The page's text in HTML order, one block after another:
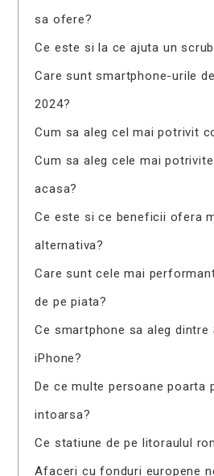
sa ofere?
Ce este si la ce ajuta un
Care sunt smartphone-urile
2024?
Cum sa aleg cel mai potrivit
Cum sa aleg cele mai
acasa?
Ce este si ce beneficii ofera
alternativa?
Care sunt cele mai
de pe piata?
Ce smartphone sa aleg dintre
iPhone?
De ce multe persoane poarta
intoarsa?
Ce statiune de pe litoraulul
Afaceri cu fonduri europene